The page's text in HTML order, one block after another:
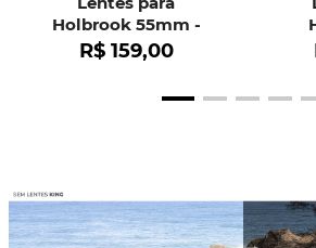
Holbrook 55mm -
OO9102
R$ 159,00